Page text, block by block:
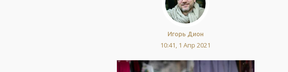
Игорь Дион
10:41, 1 Апр 2021